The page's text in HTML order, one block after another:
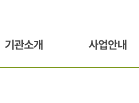
기관소개 사업안내